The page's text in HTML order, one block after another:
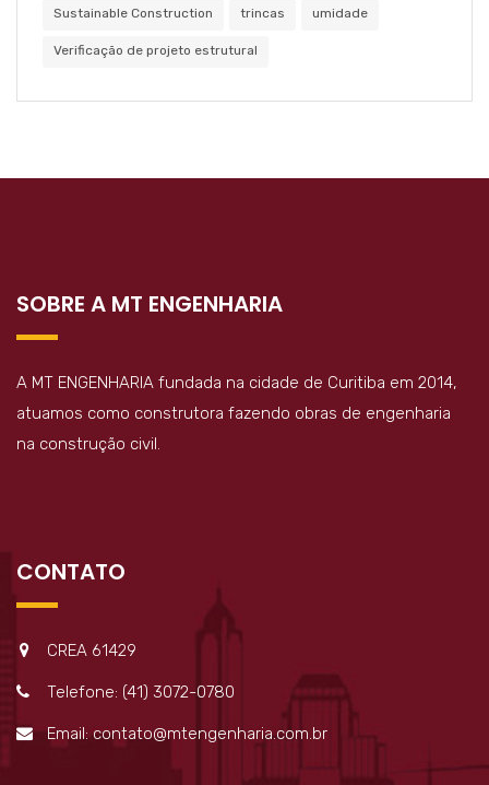
Sustainable Construction trincas umidade
Verificação de projeto estrutural
SOBRE A MT ENGENHARIA
A MT ENGENHARIA fundada na cidade de Curitiba em 2014,
atuamos como construtora fazendo obras de engenharia
na construção civil.
CONTATO
CREA 61429
Telefone: (41) 3072-0780
Email: contato@mtengenharia.com.br